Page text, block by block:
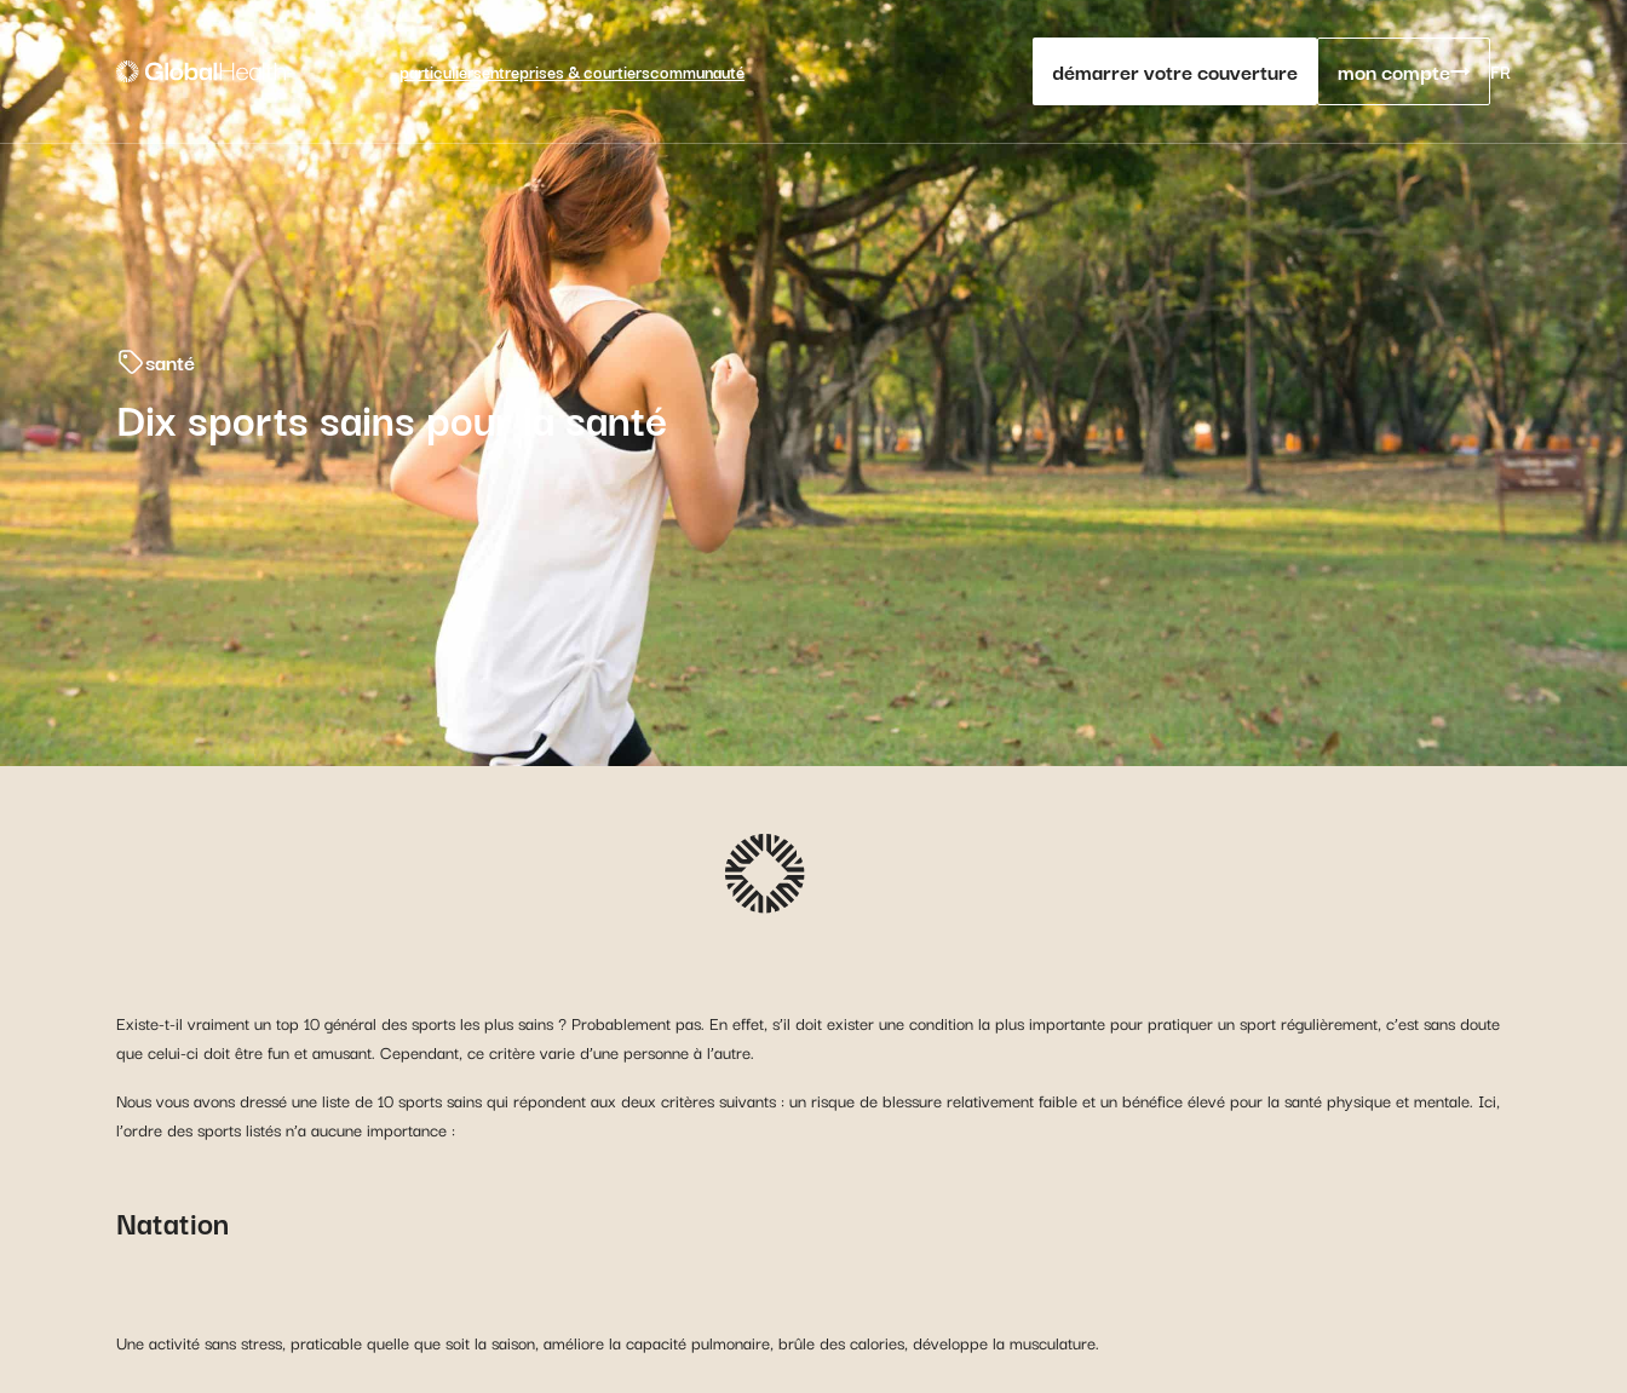
particuliersentreprises & courtierscommunauté démarrer votre couverture mon compte FR
santé
Dix sports sains pour la santé
Existe-t-il vraiment un top 10 général des sports les plus sains ? Probablement pas. En effet, s’il doit exister une condition la plus importante pour pratiquer un sport régulièrement, c’est sans doute
que celui-ci doit être fun et amusant. Cependant, ce critère varie d’une personne à l’autre.
Nous vous avons dressé une liste de 10 sports sains qui répondent aux deux critères suivants : un risque de blessure relativement faible et un bénéfice élevé pour la santé physique et mentale. Ici,
l’ordre des sports listés n’a aucune importance :
Natation
Une activité sans stress, praticable quelle que soit la saison, améliore la capacité pulmonaire, brûle des calories, développe la musculature.